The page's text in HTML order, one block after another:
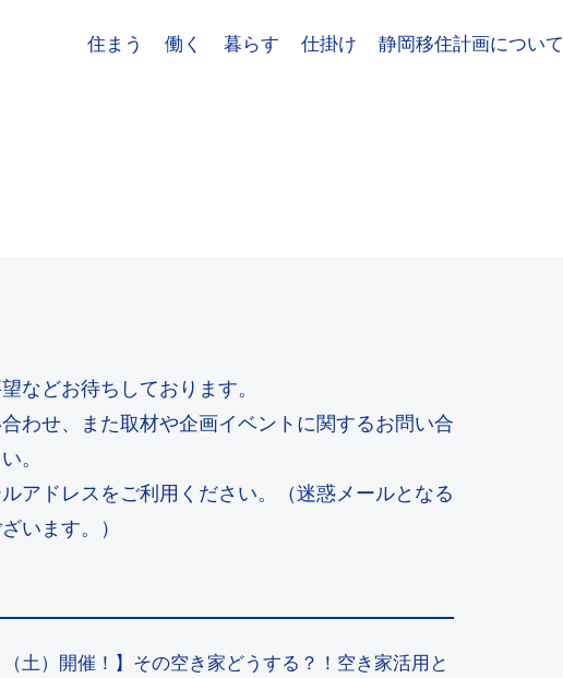
住まう 働く 暮らす 仕掛け 静岡移住計画について
などお待ちしております。
わせ、また取材や企画イベントに関するお問い合
。
アドレスをご利⽤ください。（迷惑メールとなる
います。）
土）開催！】その空き家どうする？！空き家活用と